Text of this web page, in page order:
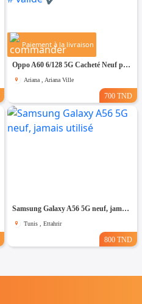
Paiement à la livraison
Oppo A60 6/128 5G Cacheté Neuf paquet fermé # validé ✔️
Ariana , Ariana Ville
700 TND
Samsung Galaxy A56 5G neuf, jamais utilisé
Tunis , Ettahrir
800 TND